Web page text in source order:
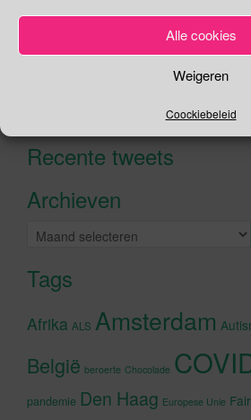
Alle cookies
Weigeren
Coockiebeleid
Recente tweets
Klik om marketing
Archieven
Archieven
Tags
Afrika ALS Amsterdam
België beroerte Chocolade
pandemie Den Haag Europese Unie